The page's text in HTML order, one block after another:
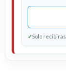
✓Solo